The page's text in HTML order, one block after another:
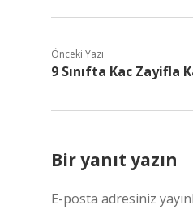
Önceki Yazı
9 Sınıfta Kac Zayifla
Bir yanıt yazın
E-posta adresiniz